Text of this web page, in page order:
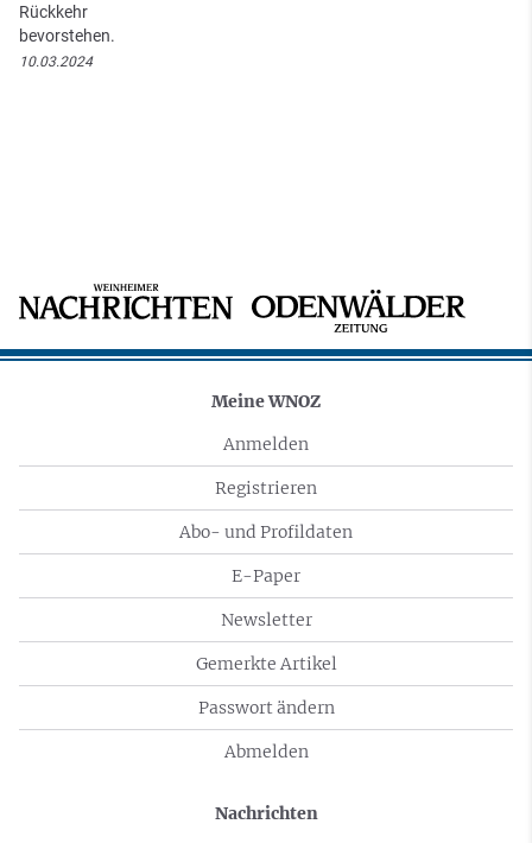
Rückkehr
bevorstehen.
10.03.2024
Meine WNOZ
Anmelden
Registrieren
Abo- und Profildaten
E-Paper
Newsletter
Gemerkte Artikel
Passwort ändern
Abmelden
Nachrichten